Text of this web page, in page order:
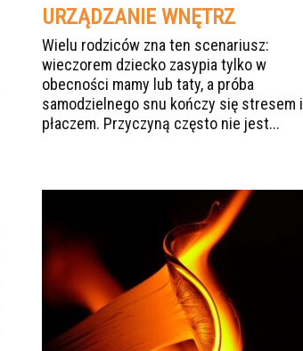
URZĄDZANIE WNĘTRZ
Wielu rodziców zna ten scenariusz:
wieczorem dziecko zasypia tylko w
obecności mamy lub taty, a próba
samodzielnego snu kończy się stresem i
płaczem. Przyczyną często nie jest...